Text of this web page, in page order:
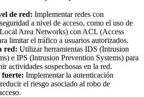
de red: Implementar redes con
a nivel de acceso, como el uso de
Area Networks) con ACL (Access
limitar el tráfico a usuarios autorizados.
red: Utilizar herramientas IDS (Intrusion
e IPS (Intrusion Prevention Systems) para
actividades sospechosas en la red.
fuerte: Implementar la autenticación
el riesgo asociado al robo de